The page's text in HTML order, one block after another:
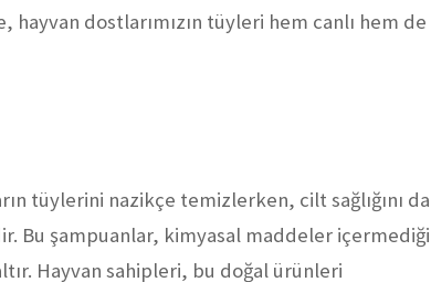
hayvan dostlarımızın tüyleri hem canlı hem de
tüylerini nazikçe temizlerken, cilt sağlığını da
Bu şampuanlar, kimyasal maddeler içermediği
Hayvan sahipleri, bu doğal ürünleri